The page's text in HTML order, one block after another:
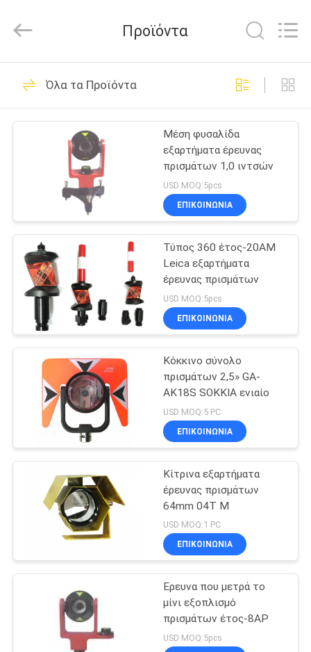
ΣΠΊΤΙ
ΠΡΟΪΌΝΤΑ
ΠΕΡΊΠΟΥ
ΓΎΡΟΣ
ΕΡΓΟΣΤΑΣΊΩΝ
ΠΟΙΟΤΙΚΌΣ
ΈΛΕΓΧΟΣ
ΕΛΆΤΕ
ΕΠΑΦΉ
ΜΕ
ΕΙΔΉΣΕΙΣ
SITEMAP
PRIVACY
ALLEN
CO.,LTD..
Reserved.
Συνολικό όργανο
ερευνών σταθμών
15
Αυτόματο όργανο
ερευνών επιπέδων
15
Όργανο ερευνών
θεοδολίχων
Όργανα και
εξαρτήματα λέιζερ
Προϊόντα
Όλα τα Προϊόντα
Μέση φυσαλίδα
εξαρτήματα έρευνας
πρισμάτων 1,0 ιντσών
USD MOQ:5pcs
ΕΠΙΚΟΙΝΩΝΊΑ
Τύπος 360 έτος-20AM
Leica εξαρτήματα
έρευνας πρισμάτων
USD MOQ:5pcs
ΕΠΙΚΟΙΝΩΝΊΑ
Κόκκινο σύνολο
πρισμάτων 2,5» GA-
AK18S SOKKIA ενιαίο
USD MOQ:5 PC
ΕΠΙΚΟΙΝΩΝΊΑ
Κίτρινα εξαρτήματα
έρευνας πρισμάτων
64mm 04T Μ
USD MOQ:1 PC
ΕΠΙΚΟΙΝΩΝΊΑ
Έρευνα που μετρά το
μίνι εξοπλισμό
πρισμάτων έτος-8AP
USD MOQ:5pcs